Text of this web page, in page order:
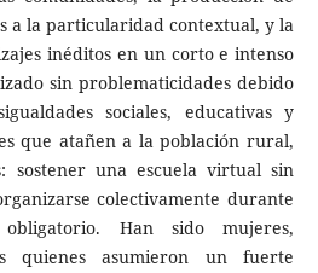
a la particularidad contextual, y la
inéditos en un corto e intenso
sin problematicidades debido
sociales, educativas y
que atañen a la población rural,
sostener una escuela virtual sin
colectivamente durante
Han sido mujeres,
quienes asumieron un fuerte